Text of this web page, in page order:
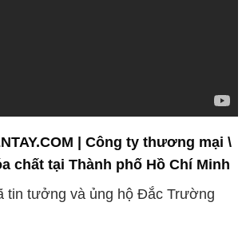
| Công ty thương mại \
chất tại Thành phố Hồ Chí Minh
tin tưởng và ủng hộ Đắc Trường